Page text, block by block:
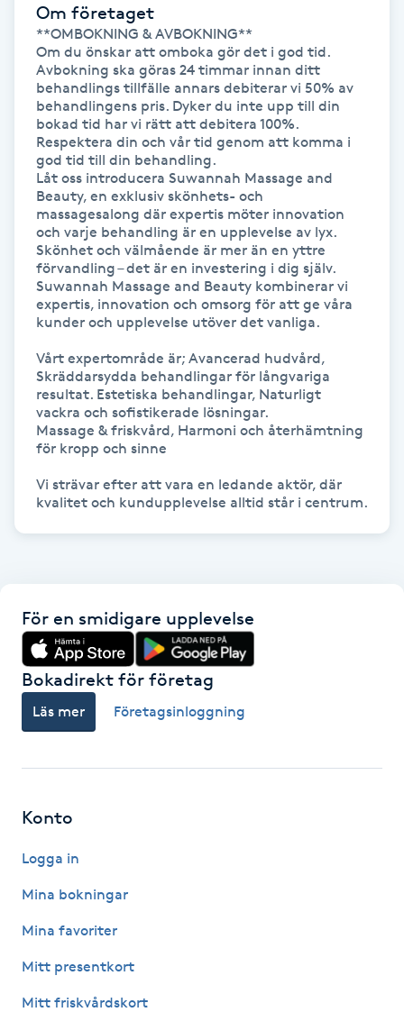
IPL hårborttagning
IR-massage
Japansk massage
Katun fransar
Keratinbehandling
Kinesiologi
Kinesisk medicin
Klippning
Klippning & Slingor
Kostrådgivning
Kroppspeeling
Om företaget
**OMBOKNING & AVBOKNING**
Om du önskar att omboka gör det i god tid.
Avbokning ska göras 24 timmar innan ditt
behandlings tillfälle annars debiterar vi 50% av
behandlingens pris. Dyker du inte upp till din
bokad tid har vi rätt att debitera 100%.
Respektera din och vår tid genom att komma i
god tid till din behandling.
Låt oss introducera Suwannah Massage and
Beauty, en exklusiv skönhets- och
massagesalong där expertis möter innovation
och varje behandling är en upplevelse av lyx.
Skönhet och välmående är mer än en yttre
förvandling – det är en investering i dig själv.
Suwannah Massage and Beauty kombinerar vi
expertis, innovation och omsorg för att ge våra
kunder och upplevelse utöver det vanliga.
Vårt expertområde är; Avancerad hudvård,
Skräddarsydda behandlingar för långvariga
resultat. Estetiska behandlingar, Naturligt
vackra och sofistikerade lösningar.
Massage & friskvård, Harmoni och återhämtning
för kropp och sinne
Vi strävar efter att vara en ledande aktör, där
kvalitet och kundupplevelse alltid står i centrum.
För en smidigare upplevelse
Bokadirekt för företag
Läs mer Företagsinloggning
Konto
Logga in
Mina bokningar
Mina favoriter
Mitt presentkort
Mitt friskvårdskort